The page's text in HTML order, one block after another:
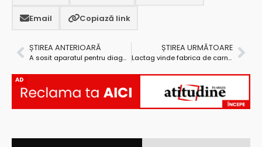
Email Copiază link
ȘTIREA ANTERIOARĂ
A sosit aparatul pentru diagnosticarea COVID-19 la Spitalul Județean Argeș
ȘTIREA URMĂTOARE
Lactag vinde fabrica de carne „Pe gustate”, pe 19 mai, la licitaţie
AD